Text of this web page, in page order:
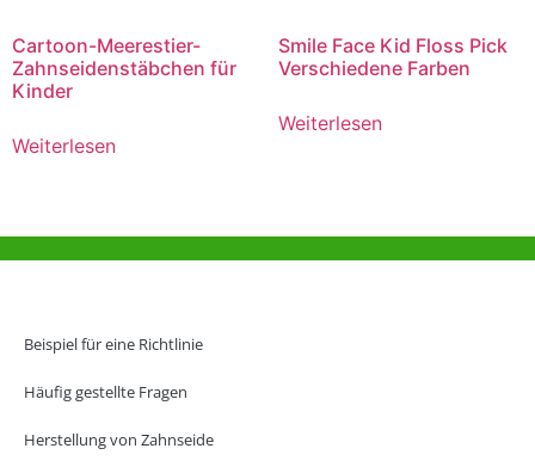
Cartoon-Meerestier-
Zahnseidenstäbchen für
Kinder
Weiterlesen
Smile Face Kid Floss Pick
Verschiedene Farben
Weiterlesen
Beispiel für eine Richtlinie
Häufig gestellte Fragen
Herstellung von Zahnseide
Büro Hongkong
SAR, China
info@oralcare.com.hk